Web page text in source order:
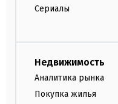
Сериалы
Недвижимость
Аналитика рынка
Покупка жилья